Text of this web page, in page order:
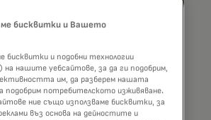
бисквитки и Вашето
бисквитки и подобни технологии
нашите уебсайтове, за да ги подобрим,
им, да разберем нашата
подобрим потребителското изживяване.
ние също използваме бисквитки, за
въз основа на дейностите и